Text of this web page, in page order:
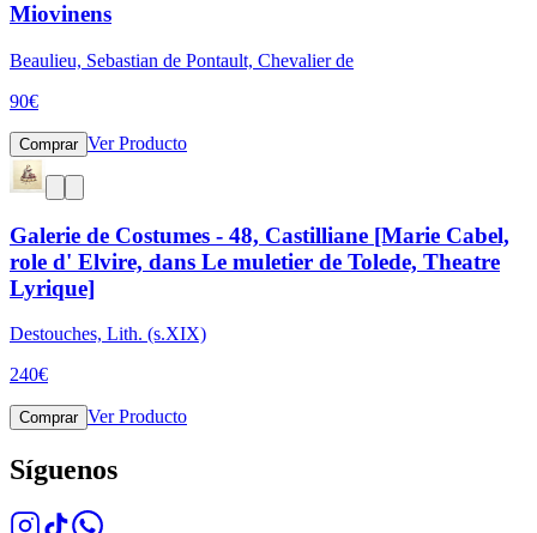
Miovinens
Beaulieu, Sebastian de Pontault, Chevalier de
90€
Comprar Ver Producto
Galerie de Costumes - 48, Castilliane [Marie Cabel,
role d' Elvire, dans Le muletier de Tolede, Theatre
Lyrique]
Destouches, Lith. (s.XIX)
240€
Comprar Ver Producto
Síguenos